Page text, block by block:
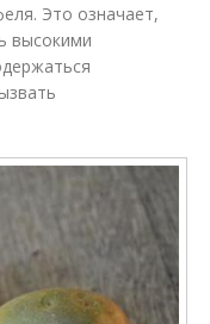
Это означает,
высокими